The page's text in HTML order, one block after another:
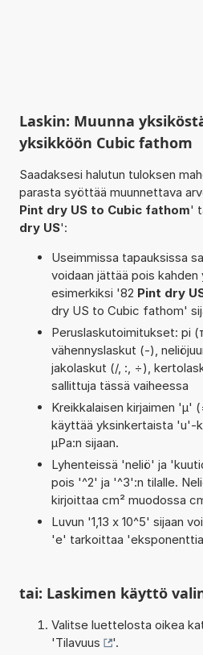
Laskin: Muunna
yksikköön Cubic fathom
Saadaksesi halutun tuloksen
parasta syöttää muunnettava
Pint dry US to Cubic fathom'
dry US':
Useimmissa tapauksissa
voidaan jättää pois kahden
esimerkiksi '82 Pint dry
dry US to Cubic fathom'
Peruslaskutoimitukset: pi
vähennyslaskut (-),
jakolaskut (/, :, ÷),
sallittuja tässä vaiheessa
Kreikkalaisen kirjaimen 'µ'
käyttää yksinkertaista 'u'-
µPa:n sijaan.
Lyhenteissä 'neliö' ja
pois '^2' ja '^3':n tilalle.
kirjoittaa cm² muodossa
Luvun '1,13 x 10^5' sijaan
'e' tarkoittaa
tai: Laskimen käyttö
Valitse luettelosta oikea
'Tilavuus
'.